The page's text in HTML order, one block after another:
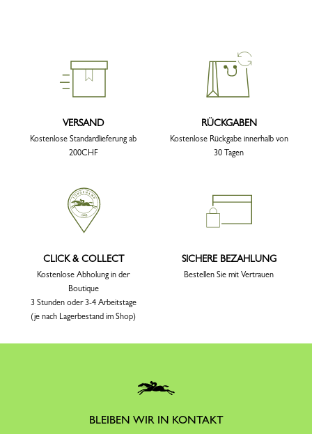
VERSAND
Kostenlose Standardlieferung ab
200CHF
RÜCKGABEN
Kostenlose Rückgabe innerhalb von
30 Tagen
CLICK & COLLECT
Kostenlose Abholung in der
Boutique
3 Stunden oder 3-4 Arbeitstage
(je nach Lagerbestand im Shop)
SICHERE BEZAHLUNG
Bestellen Sie mit Vertrauen
BLEIBEN WIR IN KONTAKT